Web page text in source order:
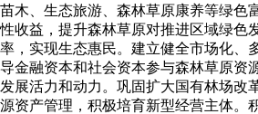
苗木、生态旅游、森林草原康养等绿色
性收益，提升森林草原对推进区域绿色
率，实现生态惠民。建立健全市场化、
导金融资本和社会资本参与森林草原资
发展活力和动力。巩固扩大国有林场改
源资产管理，积极培育新型经营主体。